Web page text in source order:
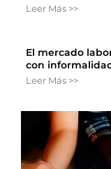
Leer Más >>
El mercado
con
Leer Más >>